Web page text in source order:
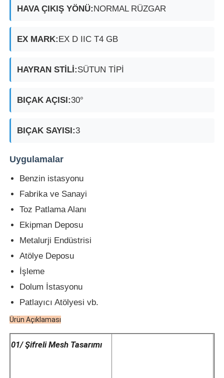
HAVA ÇIKIŞ YÖNÜ:NORMAL RÜZGAR
EX MARK:EX D IIC T4 GB
HAYRAN STİLİ:SÜTUN TİPİ
BIÇAK AÇISI:30°
BIÇAK SAYISI:3
Uygulamalar
Benzin istasyonu
Fabrika ve Sanayi
Toz Patlama Alanı
Ekipman Deposu
Metalurji Endüstrisi
Atölye Deposu
İşleme
Dolum İstasyonu
Patlayıcı Atölyesi vb.
Ürün Açıklaması
01/ Şifreli Mesh Tasarımı